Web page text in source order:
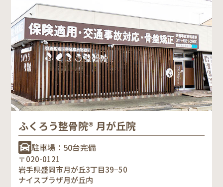
ふくろう整骨院® 月が丘院
駐車場：50台完備
〒020-0121
岩手県盛岡市月が丘3丁目39−50
ナイスプラザ月が丘内